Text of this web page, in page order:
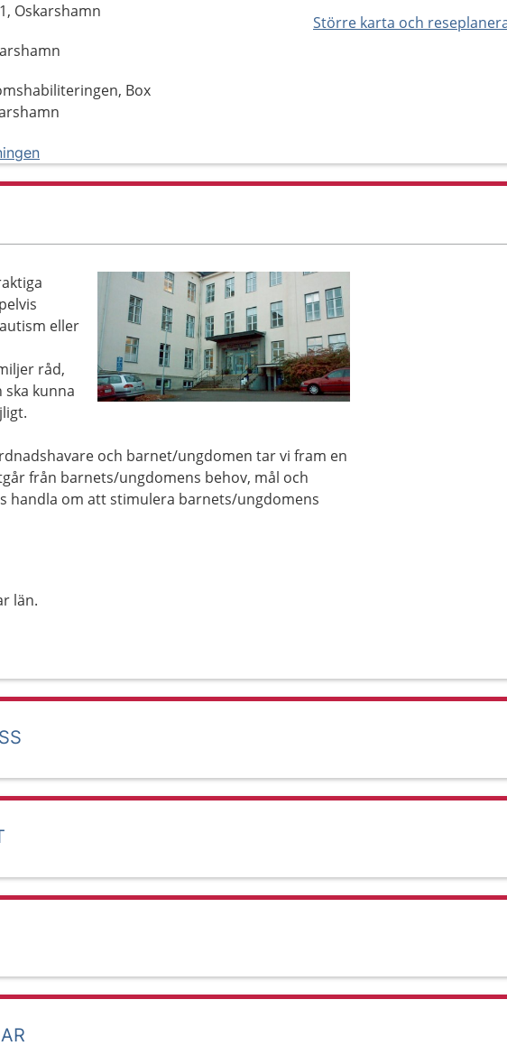
Större karta och
Oskarshamn
Box
eller
råd,
kunna
och barnet/ungdomen tar vi fram en
från barnets/ungdomens behov, mål och
handla om att stimulera barnets/ungdomens
län.